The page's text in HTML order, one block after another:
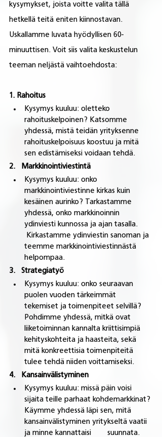
kysymykset, joista voitte valita tällä
hetkellä teitä eniten kiinnostavan.
Uskallamme luvata hyödyllisen 60-
minuuttisen. Voit siis valita keskustelun
teeman neljästä vaihtoehdosta:
1. Rahoitus
Kysymys kuuluu: oletteko
rahoituskelpoinen? Katsomme
yhdessä, mistä teidän yrityksenne
rahoituskelpoisuus koostuu ja mitä
sen edistämiseksi voidaan tehdä.
2.   Markkinointiviestintä
Kysymys kuuluu: onko
markkinointiviestinne kirkas kuin
kesäinen aurinko? Tarkastamme
yhdessä, onko markkinoinnin
ydinviesti kunnossa ja ajan tasalla.
Kirkastamme ydinviestin sanoman ja
teemme markkinointiviestinnästä
helpompaa.
3.   Strategiatyö
Kysymys kuuluu: onko seuraavan
puolen vuoden tärkeimmät
tekemiset ja toimenpiteet selvillä?
Pohdimme yhdessä, mitkä ovat
liiketoiminnan kannalta kriittisimpiä
kehityskohteita ja haasteita, sekä
mitä konkreettisia toimenpiteitä
tulee tehdä niiden voittamiseksi.
4.   Kansainvälistyminen
Kysymys kuuluu: missä päin voisi
sijaita teille parhaat kohdemarkkinat?
Käymme yhdessä läpi sen, mitä
kansainvälistyminen yritykseltä vaatii
ja minne kannattaisi        suunnata.